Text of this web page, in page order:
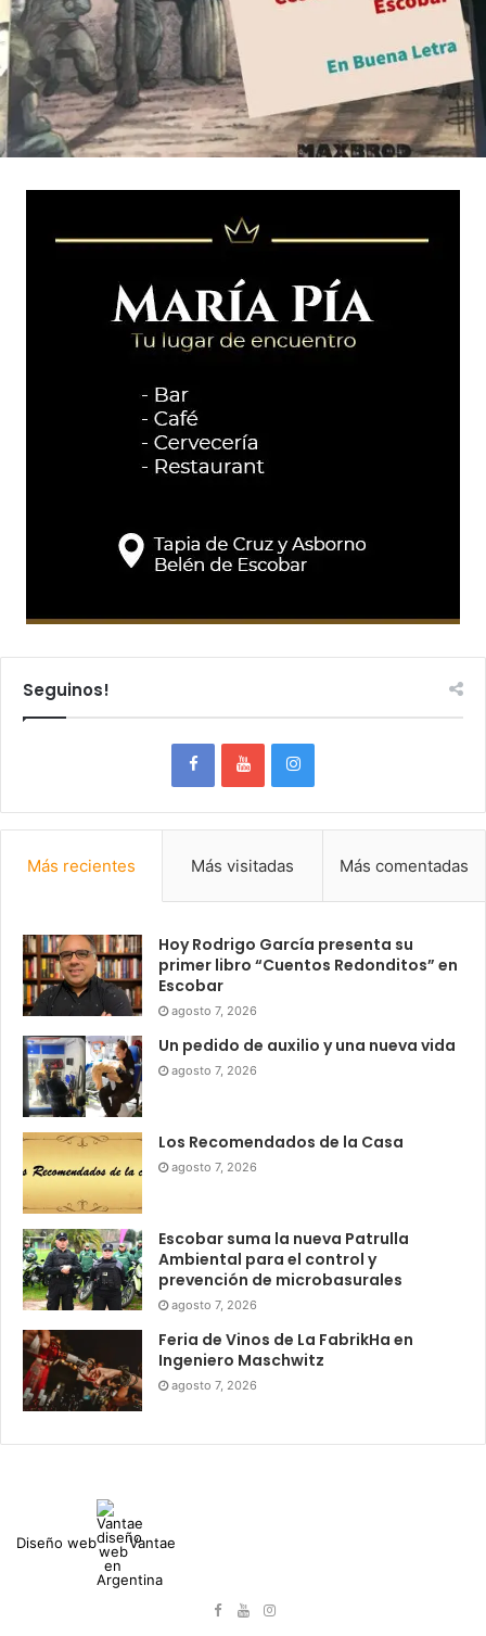
Seguinos!
Más recientes Más visitadas Más comentadas
Hoy Rodrigo García presenta su
primer libro “Cuentos Redonditos” en
Escobar
agosto 7, 2026
Un pedido de auxilio y una nueva vida
agosto 7, 2026
Los Recomendados de la Casa
agosto 7, 2026
Escobar suma la nueva Patrulla
Ambiental para el control y
prevención de microbasurales
agosto 7, 2026
Feria de Vinos de La FabrikHa en
Ingeniero Maschwitz
agosto 7, 2026
Diseño web Vantae